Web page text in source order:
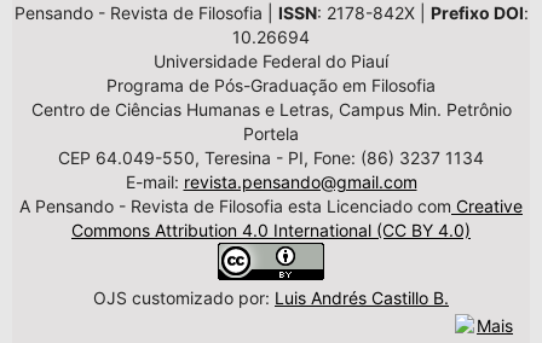
Pensando - Revista de Filosofia | ISSN: 2178-842X | Prefixo DOI:
10.26694
Universidade Federal do Piauí
Programa de Pós-Graduação em Filosofia
Centro de Ciências Humanas e Letras, Campus Min. Petrônio
Portela
CEP 64.049-550, Teresina - PI, Fone: (86) 3237 1134
E-mail: revista.pensando@gmail.com
A Pensando - Revista de Filosofia esta Licenciado com Creative
Commons Attribution 4.0 International (CC BY 4.0)
OJS customizado por: Luis Andrés Castillo B.